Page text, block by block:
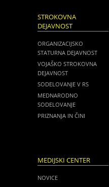
STROKOVNA
DEJAVNOST
ORGANIZACIJSKO
STATURNA DEJAVNOST
VOJAŠKO STROKOVNA
DEJAVNOST
SODELOVANJE V RS
MEDNARODNO
SODELOVANJE
PRIZNANJA IN ČINI
MEDIJSKI CENTER
NOVICE